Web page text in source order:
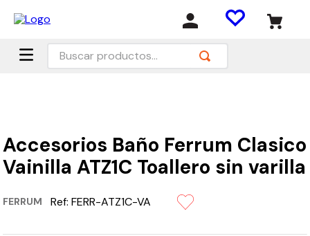
Buscar productos...
Accesorios Baño Ferrum Clasico
Vainilla ATZ1C Toallero sin varilla
FERRUM Ref:FERR-ATZ1C-VA